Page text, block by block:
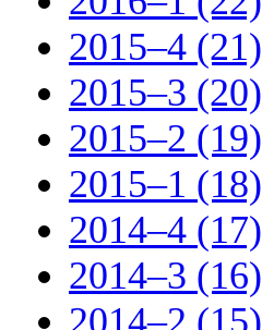
2015–4 (21)
2015–3 (20)
2015–2 (19)
2015–1 (18)
2014–4 (17)
2014–3 (16)
2014–2 (15)